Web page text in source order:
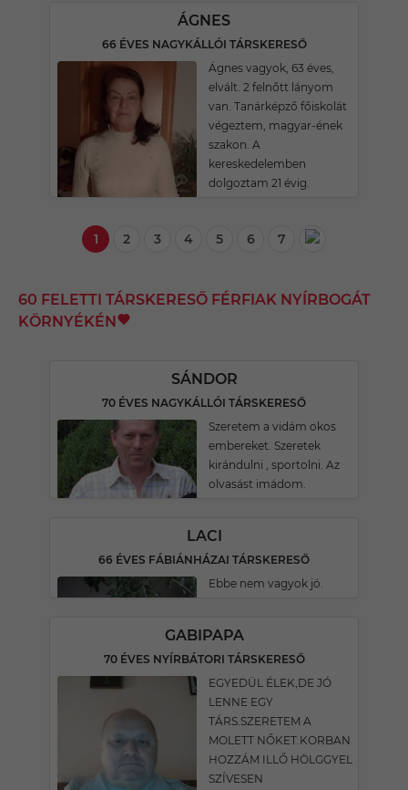
ÁGNES
66 ÉVES NAGYKÁLLÓI TÁRSKERESŐ
Ágnes vagyok, 63 éves,
elvált. 2 felnőtt lányom
van. Tanárképző főiskolát
végeztem, magyar-ének
szakon. A
kereskedelemben
dolgoztam 21 évig.
1 2 3 4 5 6 7
60 FELETTI TÁRSKERESŐ FÉRFIAK NYÍRBOGÁT
KÖRNYÉKÉN
SÁNDOR
70 ÉVES NAGYKÁLLÓI TÁRSKERESŐ
Szeretem a vidám okos
embereket. Szeretek
kirándulni , sportolni. Az
olvasást imádom.
LACI
66 ÉVES FÁBIÁNHÁZAI TÁRSKERESŐ
Ebbe nem vagyok jó.
GABIPAPA
70 ÉVES NYÍRBÁTORI TÁRSKERESŐ
EGYEDÜL ÉLEK,DE JÓ
LENNE EGY
TÁRS.SZERETEM A
MOLETT NŐKET.KORBAN
HOZZÁM ILLŐ HÖLGGYEL
SZÍVESEN